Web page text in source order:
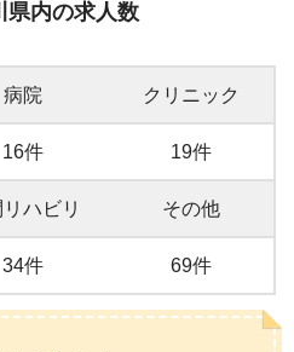
県内の求人数
病院 クリニック
16件 19件
ハビリ その他
34件 69件